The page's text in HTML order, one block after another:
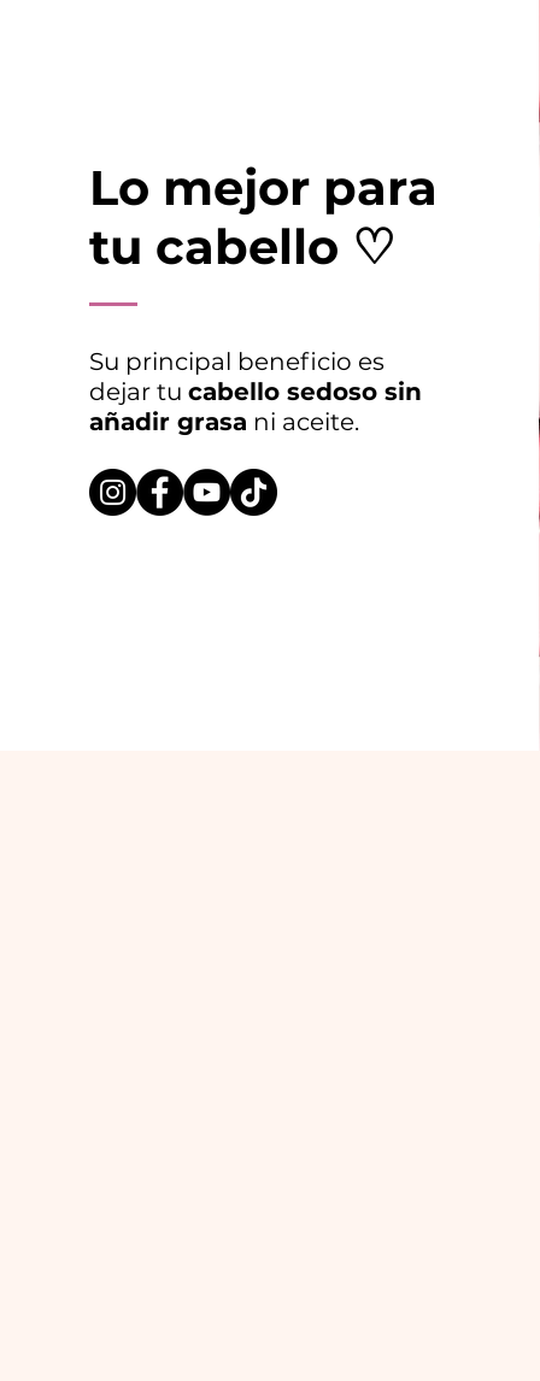
Lo mejor para
tu cabello ♡
Su principal beneficio es
dejar tu cabello sedoso sin
añadir grasa ni aceite.